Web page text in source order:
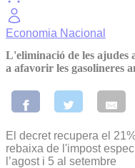
Economia Nacional
L'eliminació de les
a afavorir les gasolineres
El decret recupera el
rebaixa de l'impost
l’agost i 5 al setembre